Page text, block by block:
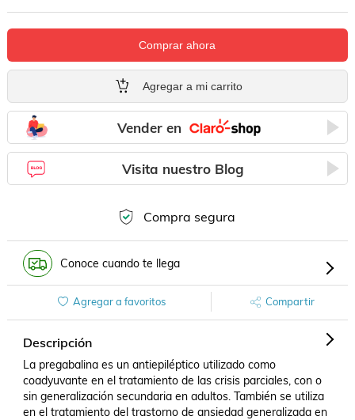
Comprar ahora
Agregar a mi carrito
Vender en
Visita nuestro Blog
Compra segura
Conoce cuando te llega
Agregar a favoritos Compartir
Descripción
La pregabalina es un antiepiléptico utilizado como
coadyuvante en el tratamiento de las crisis parciales, con o
sin generalización secundaria en adultos. También se utiliza
en el tratamiento del trastorno de ansiedad generalizada en